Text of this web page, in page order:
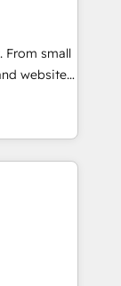
🌟
—
so
From small
websites.
with your
better